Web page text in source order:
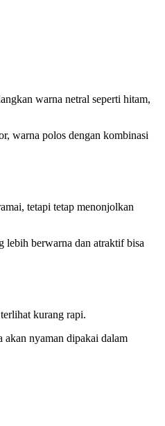
warna netral seperti hitam,
warna polos dengan kombinasi
tetapi tetap menonjolkan
lebih berwarna dan atraktif bisa
kurang rapi.
nyaman dipakai dalam